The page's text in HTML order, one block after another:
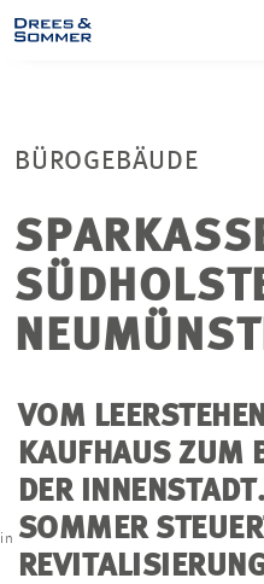
IM
BÜROGEBÄUDE
VOM
KAUFHAUS ZUM
DER
SOMMER